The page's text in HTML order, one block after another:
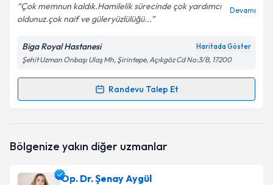
Çok memnun kaldık.Hamilelik sürecinde çok yardımcı
oldunuz.çok naif ve güleryüzlülüğü...
Devamı
Biga Royal Hastanesi Haritada Göster
Şehit Uzman Onbaşı Ulaş Mh, Şirintepe, Açıkgöz Cd No:3/B, 17200
Randevu Talep Et
Randevu Takvimi Talebi
takvimi talebi oluşturun. Size bu uzmandan randevu
bilgilendireceğiz.
Bölgenize yakın diğer uzmanlar
Op. Dr. Şenay Aygül